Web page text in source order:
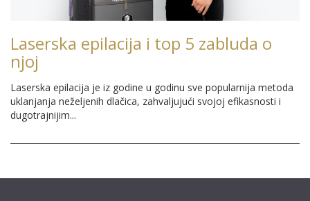
Laserska epilacija i top 5 zabluda o
njoj
Laserska epilacija je iz godine u godinu sve popularnija metoda
uklanjanja neželjenih dlačica, zahvaljujući svojoj efikasnosti i
dugotrajnijim...